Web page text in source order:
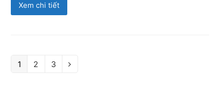
Xem chi tiết
Page
1 Page
2 Page
3 Next